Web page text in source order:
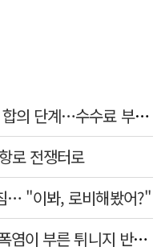
이란-오만, 호르무즈해협 통행 합의 단계…수수료 부과되나
로 전쟁터로
… "이봐, 로비해봤어?"
[사진으로 보는 세계: 사보세] 폭염이 부른 튀니지 반정부 시위